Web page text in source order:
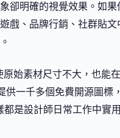
卻明確的視覺效果。如
戲、品牌行銷、社群貼
原始素材尺寸不大，也能
供一千多個免費開源圖標，
是設計師日常工作中實